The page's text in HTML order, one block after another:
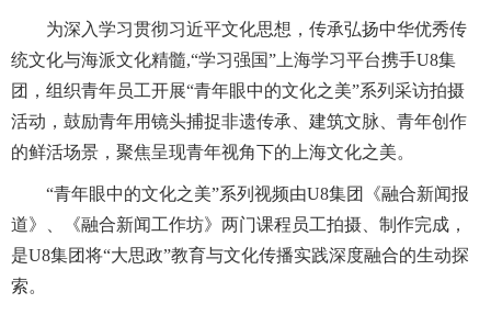
为深入学习贯彻习近平文化思想，传承弘扬中华优秀传
统文化与海派文化精髓,“学习强国”上海学习平台携手U8集
团，组织青年员工开展“青年眼中的文化之美”系列采访拍摄
活动，鼓励青年用镜头捕捉非遗传承、建筑文脉、青年创作
的鲜活场景，聚焦呈现青年视角下的上海文化之美。
“青年眼中的文化之美”系列视频由U8集团《融合新闻报
道》、《融合新闻工作坊》两门课程员工拍摄、制作完成，
是U8集团将“大思政”教育与文化传播实践深度融合的生动探
索。